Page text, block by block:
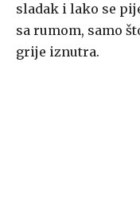
sladak i lako se
sa rumom, samo
grije iznutra.